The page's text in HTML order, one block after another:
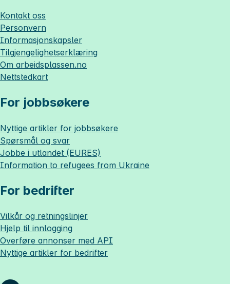
Kontakt oss
Personvern
Informasjonskapsler
Tilgjengelighetserklæring
Om arbeidsplassen.no
Nettstedkart
For jobbsøkere
Nyttige artikler for jobbsøkere
Spørsmål og svar
Jobbe i utlandet (EURES)
Information to refugees from Ukraine
For bedrifter
Vilkår og retningslinjer
Hjelp til innlogging
Overføre annonser med API
Nyttige artikler for bedrifter